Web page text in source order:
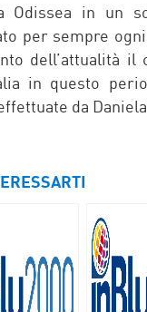
Odissea in un
per sempre
dell’attualità il
in questo
da